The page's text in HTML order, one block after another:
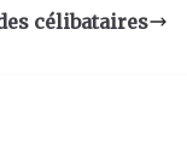
célibataires